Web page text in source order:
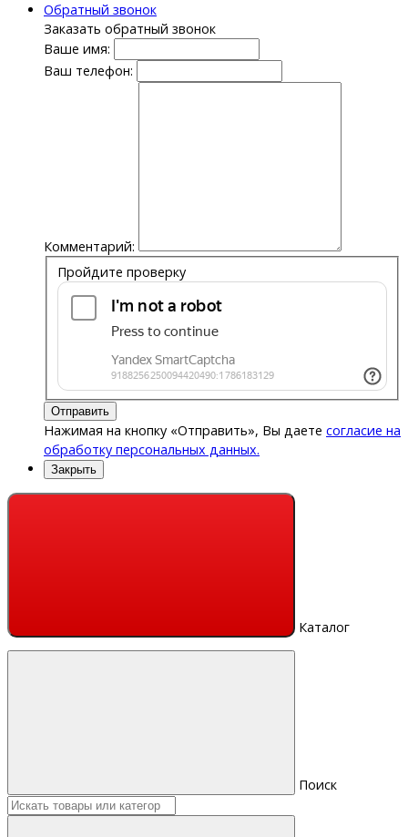
Обратный звонок
Заказать обратный звонок
Ваше имя:
Ваш телефон:
Комментарий:
Пройдите проверку
Отправить
Нажимая на кнопку «Отправить», Вы даете согласие на
обработку персональных данных.
Закрыть
Каталог
Поиск